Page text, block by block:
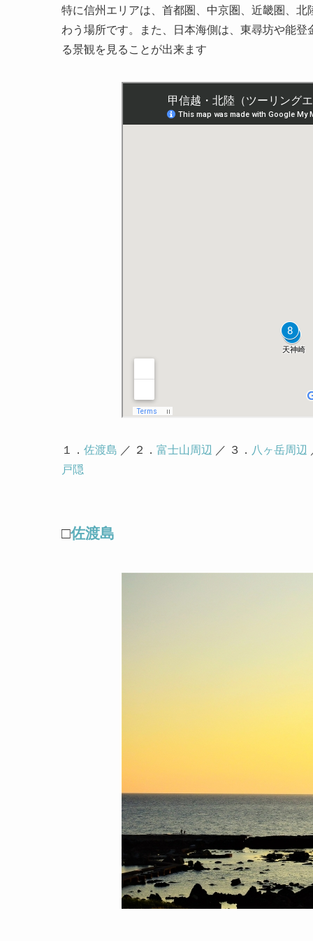
特に信州エリアは、首都圏、中京圏、近畿圏、
わう場所です。また、日本海側は、東尋坊や能
る景観を見ることが出来ます
１． 佐渡島 ／ ２． 富士山周辺 ／ ３． 八ヶ岳周辺
戸隠
□佐渡島